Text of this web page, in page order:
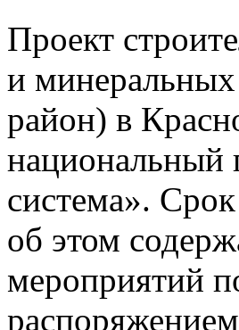
Проект
и
район) в
национальный
система».
об этом
мероприятий